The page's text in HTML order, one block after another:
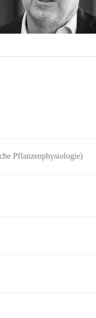
Pflanzenphysiologie)